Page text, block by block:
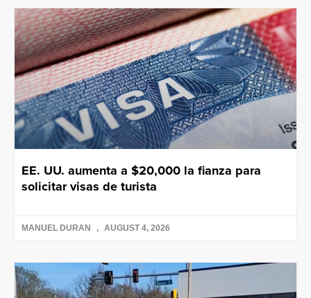
EE. UU. aumenta a $20,000 la fianza para
solicitar visas de turista
MANUEL DURAN AUGUST 4, 2026